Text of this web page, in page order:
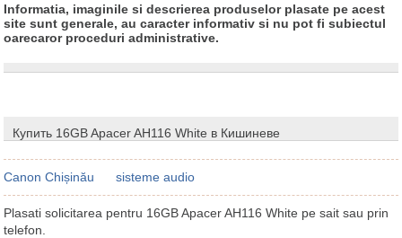
Informatia, imaginile si descrierea produselor plasate pe acest
site sunt generale, au caracter informativ si nu pot fi subiectul
oarecaror proceduri administrative.
Купить 16GB Apacer AH116 White в Кишиневе
Canon Chișinău sisteme audio
Plasati solicitarea pentru 16GB Apacer AH116 White pe sait sau prin
telefon.